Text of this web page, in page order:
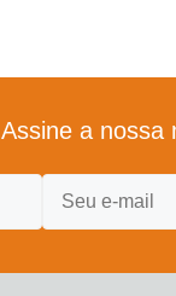
Assine a nossa